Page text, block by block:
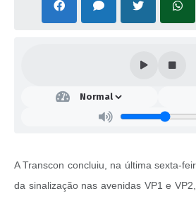
A Transcon concluiu, na última sexta-
da sinalização nas avenidas VP1 e